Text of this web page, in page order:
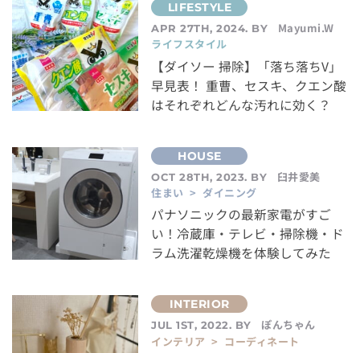
APR 27TH, 2024. BY
Mayumi.W
ライフスタイル
【ダイソー 掃除】「落ち落ちV」
早見表！ 重曹、セスキ、クエン酸
はそれぞれどんな汚れに効く？
OCT 28TH, 2023. BY
臼井愛美
住まい > ダイニング
パナソニックの最新家電がすご
い！冷蔵庫・テレビ・掃除機・ド
ラム洗濯乾燥機を体験してみた
JUL 1ST, 2022. BY
ぽんちゃん
インテリア > コーディネート